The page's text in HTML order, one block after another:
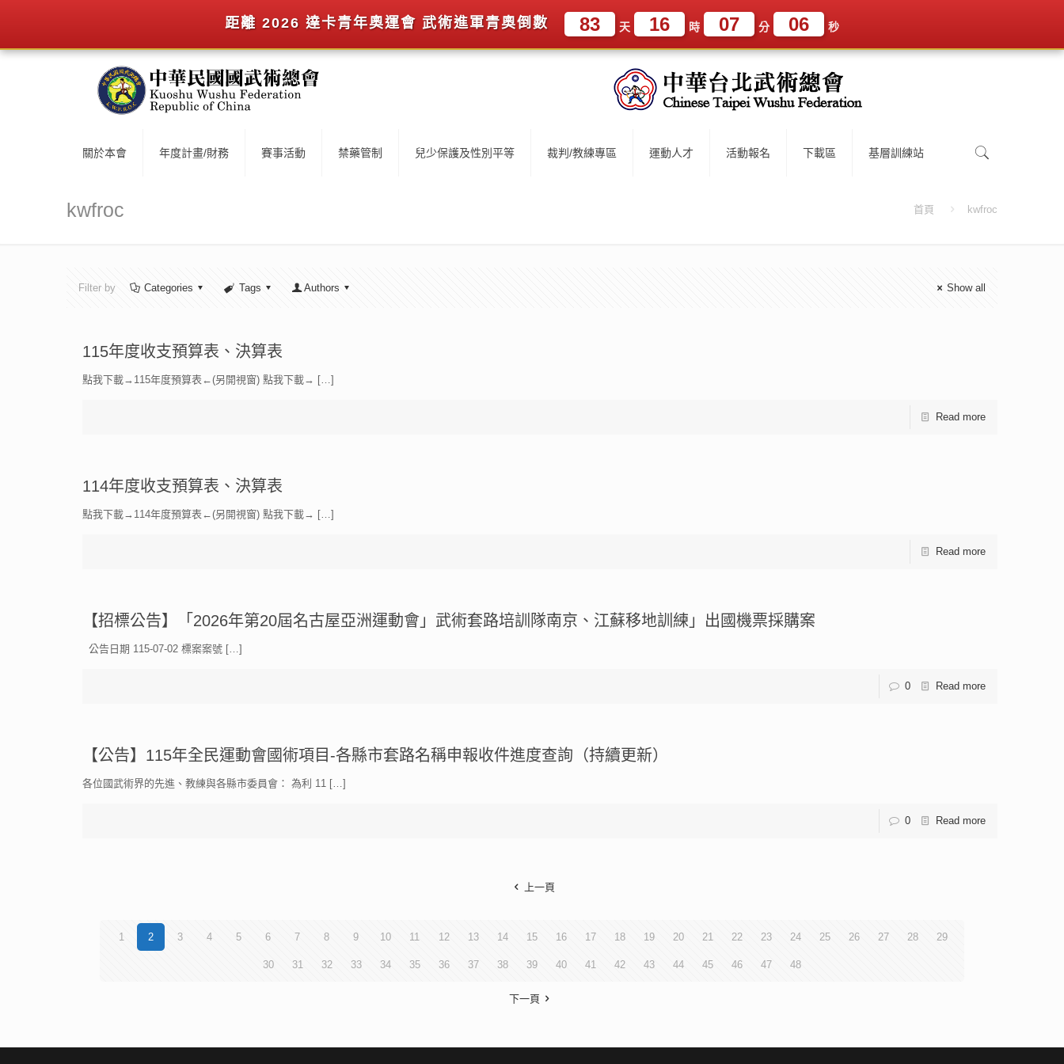
距離 2026 達卡青年奧運會 武術進軍青奧倒數 83 天 16 時 07 分 05 秒
關於本會 年度計畫/財務 賽事活動 禁藥管制 兒少保護及性別平等 裁判/教練專區 運動人才 活動報名 下載區 基層訓練站
kwfroc 首頁 kwfroc
Filter by Categories Tags Authors Show all
115年度收支預算表、決算表
點我下載→115年度預算表←(另開視窗) 點我下載→ […]
Read more
114年度收支預算表、決算表
點我下載→114年度預算表←(另開視窗) 點我下載→ […]
Read more
【招標公告】「2026年第20屆名古屋亞洲運動會」武術套路培訓隊南京、江蘇移地訓練」出國機票採購案
公告日期 115-07-02 標案案號 […]
0 Read more
【公告】115年全民運動會國術項目-各縣市套路名稱申報收件進度查詢（持續更新）
各位國武術界的先進、教練與各縣市委員會： 為利 11 […]
0 Read more
上一頁
1 2 3 4 5 6 7 8 9 10 11 12 13 14 15 16 17 18 19 20 21 22 23 24 25 26 27 28 29
30 31 32 33 34 35 36 37 38 39 40 41 42 43 44 45 46 47 48
下一頁